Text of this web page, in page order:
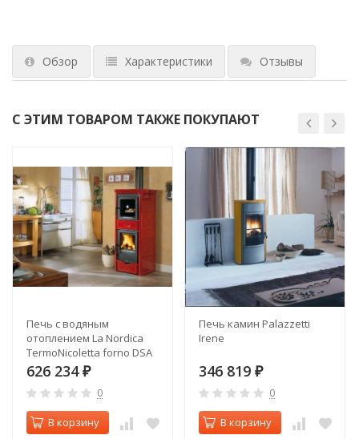
Обзор Характеристики Отзывы
С ЭТИМ ТОВАРОМ ТАКЖЕ ПОКУПАЮТ
Печь с водяным
отоплением La Nordica
TermoNicoletta forno DSA
626 234 ₽
0
В корзину
Печь камин Palazzetti
Irene
346 819 ₽
0
В корзину